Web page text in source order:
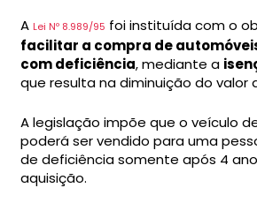
A Lei Nº 8.989/95 foi instituída com o
facilitar a compra de
com deficiência, mediante a
que resulta na diminuição do valor
A legislação impõe que o veículo
poderá ser vendido para uma
de deficiência somente após 4
aquisição.